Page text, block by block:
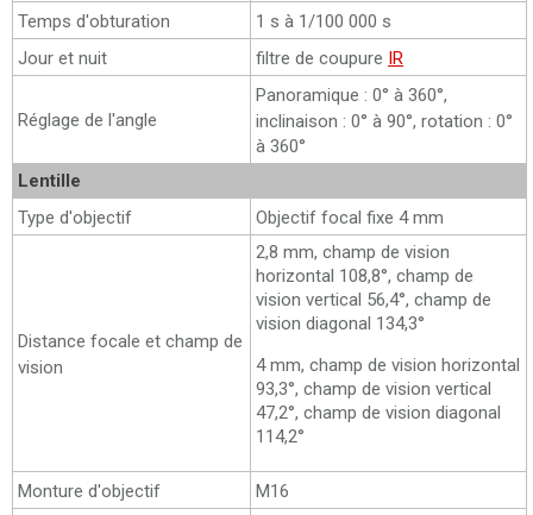
Temps d'obturation
1 s à 1/100 000 s
Jour et nuit
filtre de coupure IR
Réglage de l'angle
Panoramique : 0° à 360°,
inclinaison : 0° à 90°, rotation : 0°
à 360°
Lentille
Type d'objectif
Objectif focal fixe 4 mm
Distance focale et champ de
vision
2,8 mm, champ de vision
horizontal 108,8°, champ de
vision vertical 56,4°, champ de
vision diagonal 134,3°
4 mm, champ de vision horizontal
93,3°, champ de vision vertical
47,2°, champ de vision diagonal
114,2°
Monture d'objectif
M16